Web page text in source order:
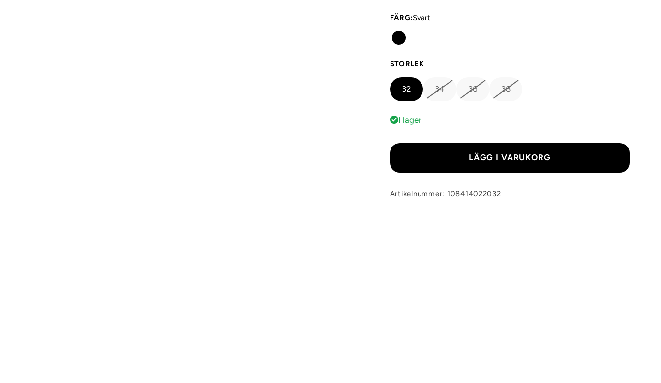
FÄRG:Svart
STORLEK
32 34 36 38
I lager
LÄGG I VARUKORG
Artikelnummer: 108414022032